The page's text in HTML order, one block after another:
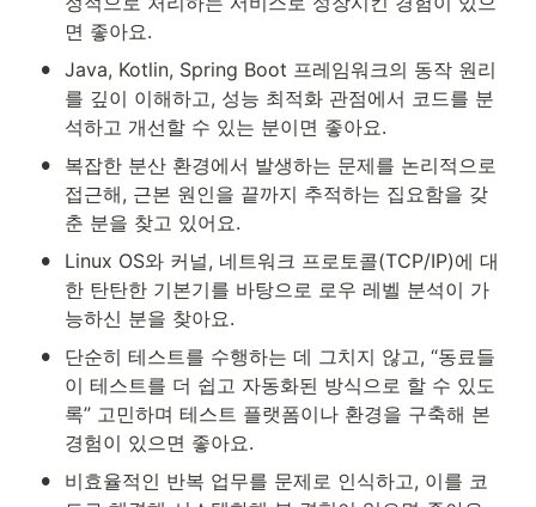
면 좋아요.
• Java, Kotlin, Spring Boot 프레임워크의 동작 원리
를 깊이 이해하고, 성능 최적화 관점에서 코드를 분
석하고 개선할 수 있는 분이면 좋아요.
•
복잡한 분산 환경에서 발생하는 문제를 논리적으로
접근해, 근본 원인을 끝까지 추적하는 집요함을 갖
춘 분을 찾고 있어요.
•
Linux OS와 커널, 네트워크 프로토콜(TCP/IP)에 대
한 탄탄한 기본기를 바탕으로 로우 레벨 분석이 가
능하신 분을 찾아요.
•
단순히 테스트를 수행하는 데 그치지 않고, “동료들
이 테스트를 더 쉽고 자동화된 방식으로 할 수 있도
록” 고민하며 테스트 플랫폼이나 환경을 구축해 본
경험이 있으면 좋아요.
•
비효율적인 반복 업무를 문제로 인식하고, 이를 코